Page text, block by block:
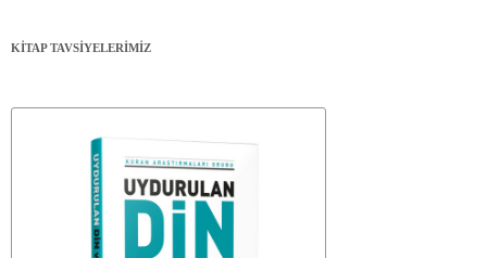
KİTAP TAVSİYELERİMİZ